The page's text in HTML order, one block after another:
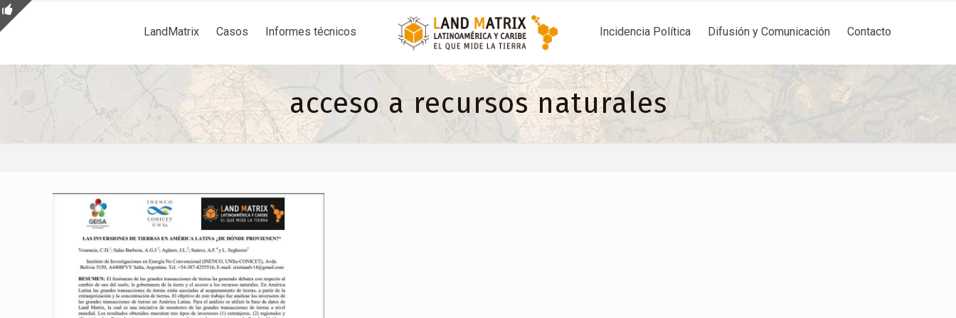
LandMatrix Casos Informes técnicos Incidencia Política Difusión y Comunicación Contacto
acceso a recursos naturales